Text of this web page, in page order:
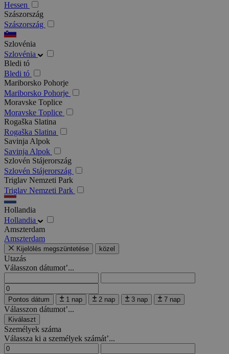
Hessen
Szászország
Szászország
Szlovénia
Szlovénia
Bledi tó
Bledi tó
Mariborsko Pohorje
Mariborsko Pohorje
Moravske Toplice
Moravske Toplice
Rogaška Slatina
Rogaška Slatina
Savinja Alpok
Savinja Alpok
Szlovén Stájerország
Szlovén Stájerország
Triglav Nemzeti Park
Triglav Nemzeti Park
Hollandia
Hollandia
Amszterdam
Amszterdam
Kijelölés megszüntetése közel
Utazás
Válasszon dátumot’...
Pontos dátum 1 nap 2 nap 3 nap 7 nap
Válasszon dátumot’...
Kiválaszt
Személyek száma
Válassza ki a személyek számát’...